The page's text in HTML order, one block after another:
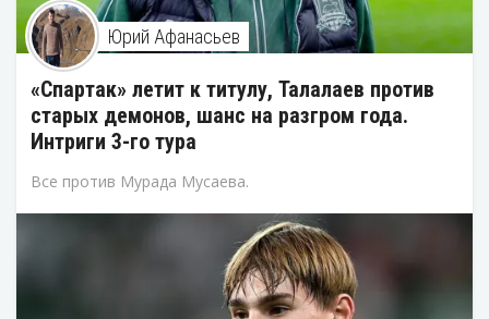
Юрий Афанасьев
«Спартак» летит к титулу, Талалаев против
старых демонов, шанс на разгром года.
Интриги 3-го тура
Все против Мурада Мусаева.